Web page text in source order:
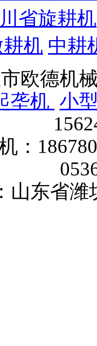
省旋耕机
机 中耕
欧德机
垄机 小
：
山东省